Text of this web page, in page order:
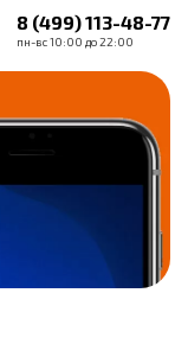
8 (499) 113-48-77
пн-вс 10:00 до 22:00